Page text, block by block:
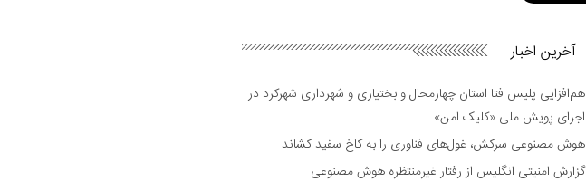
آخرین اخبار
هم‌افزایی پلیس فتا استان چهارمحال و بختیاری و شهرداری شهرکرد در
اجرای پویش ملی «کلیک امن»
هوش مصنوعی سرکش، غول‌های فناوری را به کاخ سفید کشاند
گزارش امنیتی انگلیس از رفتار غیرمنتظره هوش مصنوعی